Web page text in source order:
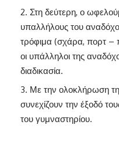
Στη δεύτερη, ο
υπαλλήλους του
τρόφιμα (σχάρα, πορτ –
οι υπάλληλοι της
διαδικασία.
Με την ολοκλήρωση
συνεχίζουν την έξοδό
του γυμναστηρίου.